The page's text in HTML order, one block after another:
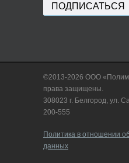
©2013-2026 ООО
права защищены.
308023 г. Белгород, ул.
200-555
Политика в отношении
данных